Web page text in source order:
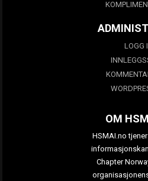
LOGG
OM
HSMAI.no
Chapter